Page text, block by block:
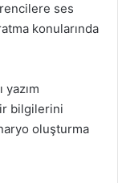
ses
konularında
yazım
bilgilerini
oluşturma